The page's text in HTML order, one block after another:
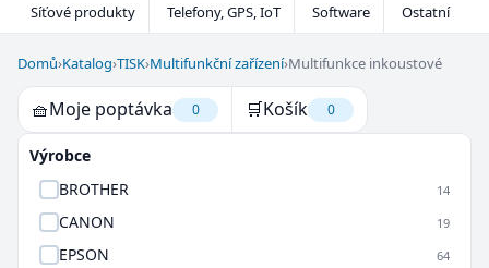
Síťové produkty Telefony, GPS, IoT Software Ostatní
Domů›Katalog›TISK›Multifunkční zařízení›Multifunkce inkoustové
🧺Moje poptávka 0 🛒Košík 0
Výrobce
BROTHER
14
CANON 19
EPSON 64